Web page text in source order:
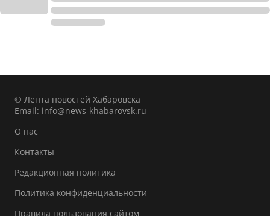
© Лента новостей Хабаровска
Email: info@news-khabarovsk.ru
О нас
Контакты
Редакционная политика
Политика конфиденциальности
Правила пользования сайтом